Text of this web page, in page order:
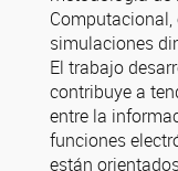
simulaciones
El trabajo
contribuye a
entre la
funciones
están